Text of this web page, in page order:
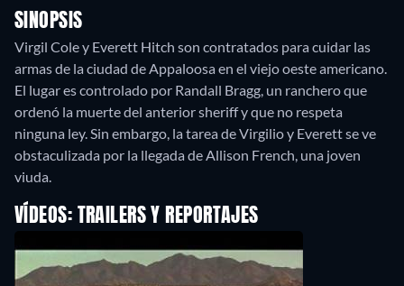
SINOPSIS
Virgil Cole y Everett Hitch son contratados para cuidar las
armas de la ciudad de Appaloosa en el viejo oeste americano.
El lugar es controlado por Randall Bragg, un ranchero que
ordenó la muerte del anterior sheriff y que no respeta
ninguna ley. Sin embargo, la tarea de Virgilio y Everett se ve
obstaculizada por la llegada de Allison French, una joven
viuda.
VÍDEOS: TRAILERS Y REPORTAJES